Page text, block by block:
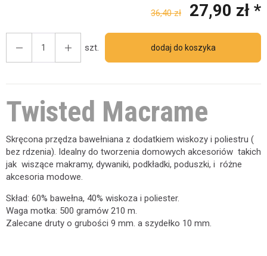
36,40 zł 27,90 zł *
szt. dodaj do koszyka
Twisted Macrame
Skręcona przędza bawełniana z dodatkiem wiskozy i poliestru (
bez rdzenia). Idealny do tworzenia domowych akcesoriów takich
jak wiszące makramy, dywaniki, podkładki, poduszki, i różne
akcesoria modowe.
Skład: 60% bawełna, 40% wiskoza i poliester.
Waga motka: 500 gramów 210 m.
Zalecane druty o grubości 9 mm. a szydełko 10 mm.